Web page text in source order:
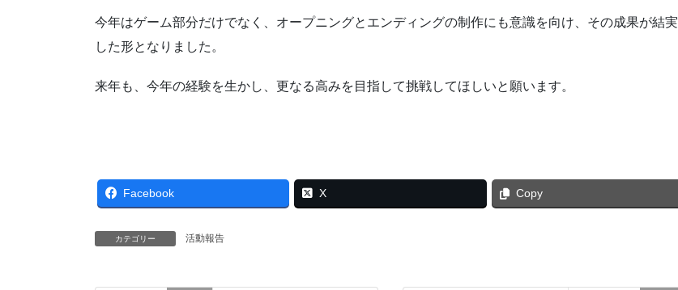
今年はゲーム部分だけでなく、オープニングとエンディングの制作にも意識を向け、その成果が結実
した形となりました。
来年も、今年の経験を生かし、更なる高みを目指して挑戦してほしいと願います。
Facebook X Copy
カテゴリー 活動報告